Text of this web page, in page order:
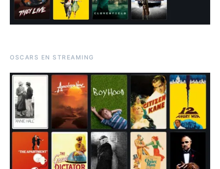
OSCARS EN STREAMING